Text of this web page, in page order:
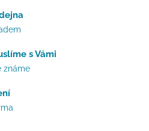
s Vámi
známe